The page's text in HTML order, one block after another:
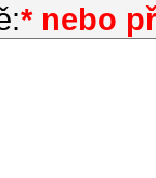
* nebo